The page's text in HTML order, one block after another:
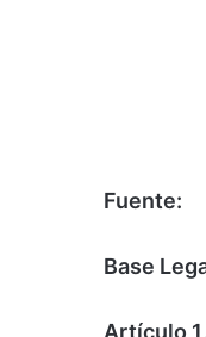
Fuente:
Base
Artículo 1